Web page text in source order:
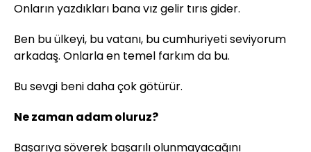
Onların yazdıkları bana vız gelir tırıs gider.
Ben bu ülkeyi, bu vatanı, bu cumhuriyeti seviyorum
arkadaş. Onlarla en temel farkım da bu.
Bu sevgi beni daha çok götürür.
Ne zaman adam oluruz?
Başarıya söverek başarılı olunmayacağını